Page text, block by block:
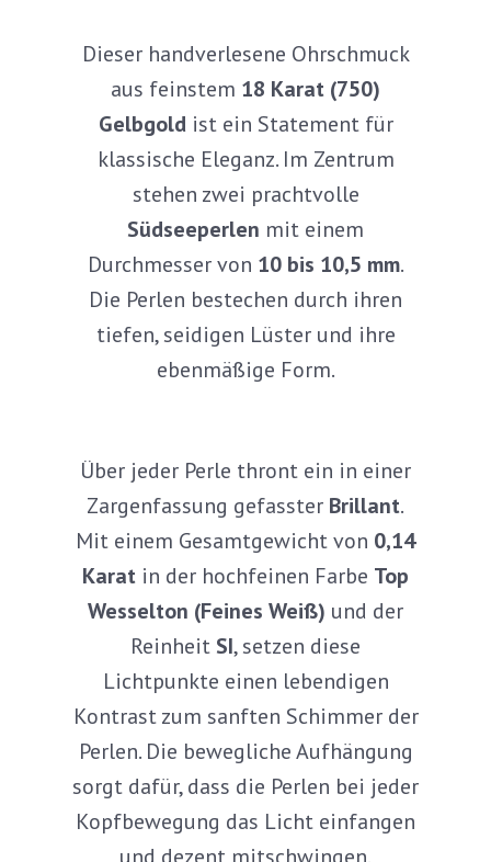
Dieser handverlesene Ohrschmuck
aus feinstem 18 Karat (750)
Gelbgoldist ein Statement für
klassische Eleganz. Im Zentrum
stehen zwei prachtvolle
Südseeperlen mit einem
Durchmesser von 10 bis 10,5 mm.
Die Perlen bestechen durch ihren
tiefen, seidigen Lüster und ihre
ebenmäßige Form.
Über jeder Perle thront ein in einer
Zargenfassung gefasster Brillant.
Mit einem Gesamtgewicht von 0,14
Karat in der hochfeinen Farbe Top
Wesselton (Feines Weiß) und der
Reinheit SI, setzen diese
Lichtpunkte einen lebendigen
Kontrast zum sanften Schimmer der
Perlen. Die bewegliche Aufhängung
sorgt dafür, dass die Perlen bei jeder
Kopfbewegung das Licht einfangen
und dezent mitschwingen.